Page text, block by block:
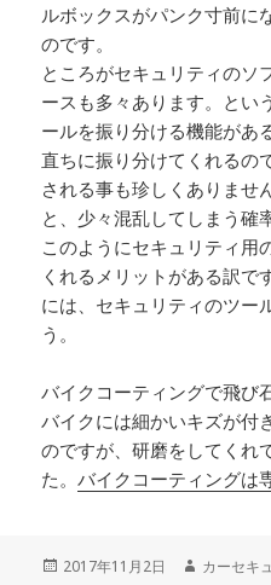
ルボックスがパンク寸前に
のです。
ところがセキュリティのソ
ースも多々あります。とい
ールを振り分ける機能があ
直ちに振り分けてくれるの
される事も珍しくありませ
と、少々混乱してしまう確
このようにセキュリティ用
くれるメリットがある訳で
には、セキュリティのツー
う。
バイクコーティングで飛び
バイクには細かいキズが付
のですが、研磨をしてくれ
た。バイクコーティングは
投
2017年11月2日
作
カーセキ